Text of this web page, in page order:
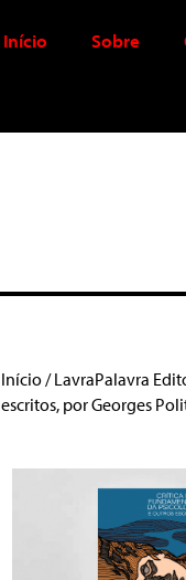
Início Sobre
Início/LavraPalavra
escritos, por Georges